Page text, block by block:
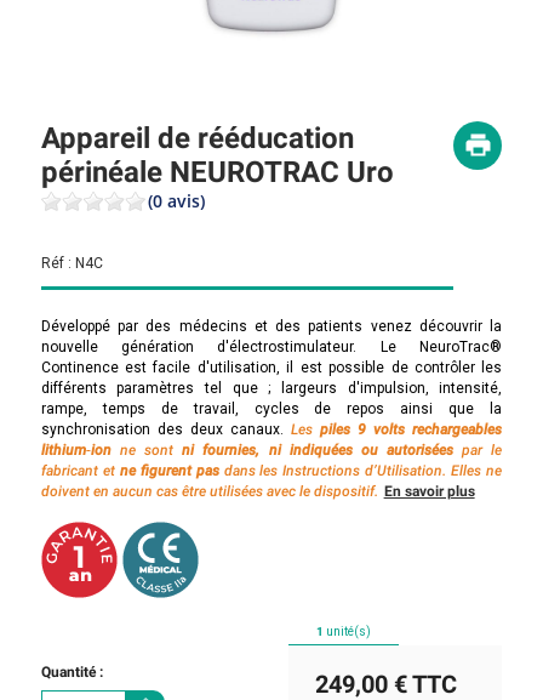
Appareil de rééducation
périnéale NEUROTRAC Uro
(0 avis)
Réf : N4C
Développé par des médecins et des patients venez découvrir la
nouvelle génération d'électrostimulateur. Le NeuroTrac®
Continence est facile d'utilisation, il est possible de contrôler les
différents paramètres tel que ; largeurs d'impulsion, intensité,
rampe, temps de travail, cycles de repos ainsi que la
synchronisation des deux canaux. Lespiles 9 volts rechargeables
lithium‑ion ne sontni fournies, ni indiquées ou autoriséespar le
fabricant et ne figurent pasdans les Instructions d’Utilisation. Elles ne
doivent en aucun cas être utilisées avec le dispositif. En savoir plus
Quantité :
1 unité(s)
249,00 €TTC